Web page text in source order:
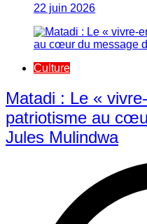
22 juin 2026
Culture
Matadi : Le «
patriotisme au
Jules Mulindwa